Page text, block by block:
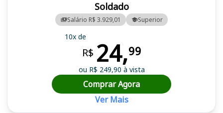
Soldado
Salário R$ 3.929,01 Superior
10x de
R$ 24,99
ou R$ 249,90 à vista
Comprar Agora
Ver Mais